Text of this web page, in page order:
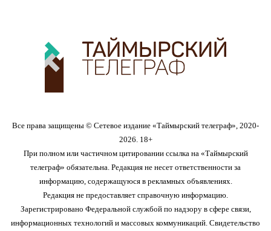
Все права защищены © Сетевое издание «Таймырский телеграф», 2020-
2026. 18+
При полном или частичном цитировании ссылка на «Таймырский
телеграф» обязательна. Редакция не несет ответственности за
информацию, содержащуюся в рекламных объявлениях.
Редакция не предоставляет справочную информацию.
Зарегистрировано Федеральной службой по надзору в сфере связи,
информационных технологий и массовых коммуникаций. Свидетельство